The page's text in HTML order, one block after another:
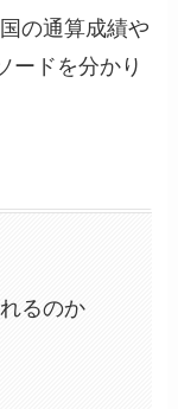
の通算成績や
ードを分かり
るのか